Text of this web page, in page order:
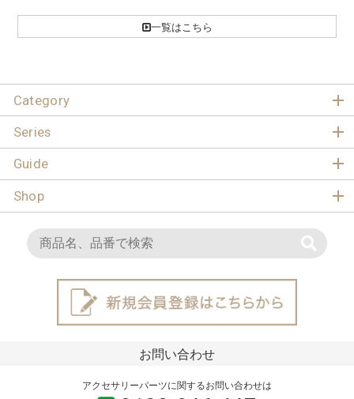
一覧はこちら
Category
Series
Guide
Shop
お問い合わせ
アクセサリーパーツに関するお問い合わせは